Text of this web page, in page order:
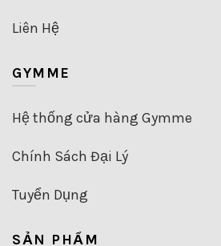
Liên Hệ
GYMME
Hệ thống cửa hàng Gymme
Chính Sách Đại Lý
Tuyển Dụng
SẢN PHẨM